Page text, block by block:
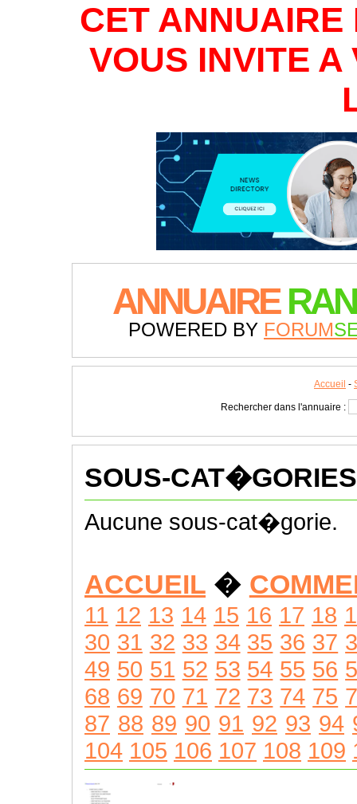
CET
VOUS INVITE A
ANNUAIRE
POWERED BY FORUM
Accueil -
Rechercher dans l'annuaire :
SOUS-CAT�GORIES
Aucune sous-cat�gorie.
ACCUEIL �
11 12 13 14 15 16 17 18
30 31 32 33 34 35 36 37
49 50 51 52 53 54 55 56
68 69 70 71 72 73 74 75
87 88 89 90 91 92 93 94
104 105 106 107 108 109